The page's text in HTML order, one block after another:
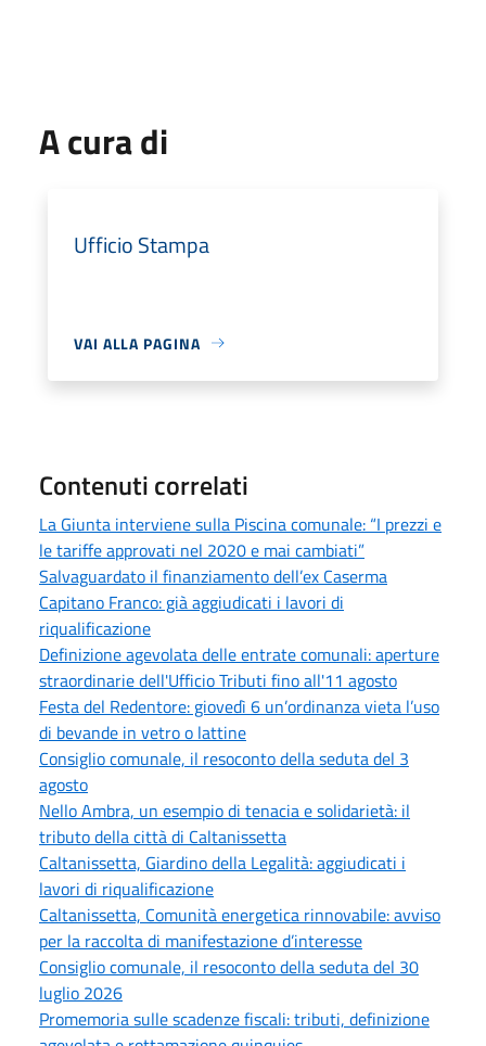
A cura di
Ufficio Stampa
VAI ALLA PAGINA
Contenuti correlati
La Giunta interviene sulla Piscina comunale: “I prezzi e
le tariffe approvati nel 2020 e mai cambiati”
Salvaguardato il finanziamento dell’ex Caserma
Capitano Franco: già aggiudicati i lavori di
riqualificazione
Definizione agevolata delle entrate comunali: aperture
straordinarie dell'Ufficio Tributi fino all'11 agosto
Festa del Redentore: giovedì 6 un’ordinanza vieta l’uso
di bevande in vetro o lattine
Consiglio comunale, il resoconto della seduta del 3
agosto
Nello Ambra, un esempio di tenacia e solidarietà: il
tributo della città di Caltanissetta
Caltanissetta, Giardino della Legalità: aggiudicati i
lavori di riqualificazione
Caltanissetta, Comunità energetica rinnovabile: avviso
per la raccolta di manifestazione d’interesse
Consiglio comunale, il resoconto della seduta del 30
luglio 2026
Promemoria sulle scadenze fiscali: tributi, definizione